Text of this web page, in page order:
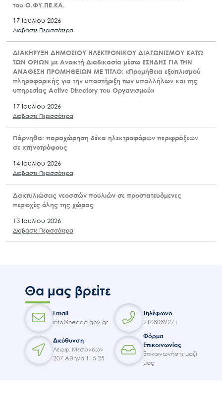
του Ο.ΦΥ.ΠΕ.ΚΑ.
17 Ιουλίου 2026
Διαβάστε Περισσότερα
ΔΙΑΚΗΡΥΞΗ ΔΗΜΟΣΙΟΥ ΗΛΕΚΤΡΟΝΙΚΟΥ ΔΙΑΓΩΝΙΣΜΟΥ ΚΑΤΩ
ΤΩΝ ΟΡΙΩΝ με Ανοικτή Διαδικασία μέσω ΕΣΗΔΗΣ ΓΙΑ ΤΗΝ
ΑΝΑΘΕΣΗ ΠΡΟΜΗΘΕΙΩΝ ΜΕ ΤΙΤΛΟ: «Προμήθεια εξοπλισμού
πληροφορικής για την υποστήριξη των υπαλλήλων και της
υπηρεσίας Active Directory του Οργανισμού»
17 Ιουλίου 2026
Διαβάστε Περισσότερα
Πάρνηθα: παραχώρηση δέκα ηλεκτροφόρων περιφράξεων
σε κτηνοτρόφους
14 Ιουλίου 2026
Διαβάστε Περισσότερα
Δακτυλιώσεις νεοσσών πουλιών σε προστατευόμενες
περιοχές όλης της χώρας
13 Ιουλίου 2026
Διαβάστε Περισσότερα
Θα μας βρείτε
Email
info@necca.gov.gr
Τηλέφωνο
2108089271
Διεύθυνση
Λεωφ. Μεσογείων
207 Αθήνα 115 25
Φόρμα
Επικοινωνίας
Επικοινωνήστε μαζί
μας